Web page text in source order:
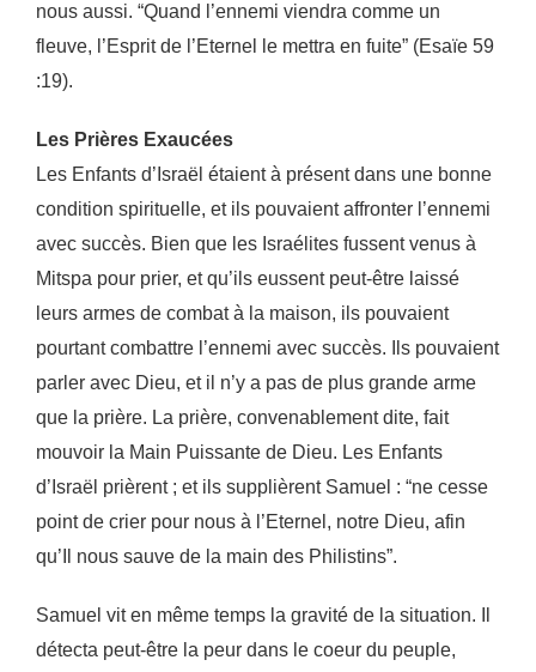
nous aussi. “Quand l’ennemi viendra comme un
fleuve, l’Esprit de l’Eternel le mettra en fuite” (Esaïe 59
:19).
Les Prières Exaucées
Les Enfants d’Israël étaient à présent dans une bonne
condition spirituelle, et ils pouvaient affronter l’ennemi
avec succès. Bien que les Israélites fussent venus à
Mitspa pour prier, et qu’ils eussent peut-être laissé
leurs armes de combat à la maison, ils pouvaient
pourtant combattre l’ennemi avec succès. Ils pouvaient
parler avec Dieu, et il n’y a pas de plus grande arme
que la prière. La prière, convenablement dite, fait
mouvoir la Main Puissante de Dieu. Les Enfants
d’Israël prièrent ; et ils supplièrent Samuel : “ne cesse
point de crier pour nous à l’Eternel, notre Dieu, afin
qu’Il nous sauve de la main des Philistins”.
Samuel vit en même temps la gravité de la situation. Il
détecta peut-être la peur dans le coeur du peuple,